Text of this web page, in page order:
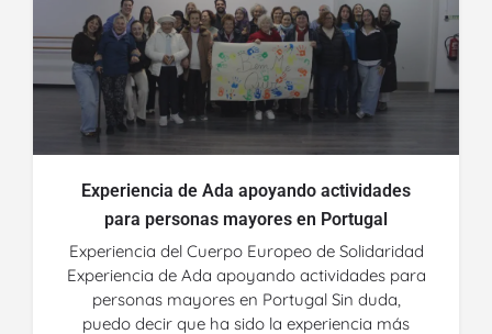
Experiencia de Ada apoyando actividades
para personas mayores en Portugal
Experiencia del Cuerpo Europeo de Solidaridad
Experiencia de Ada apoyando actividades para
personas mayores en Portugal Sin duda,
puedo decir que ha sido la experiencia más